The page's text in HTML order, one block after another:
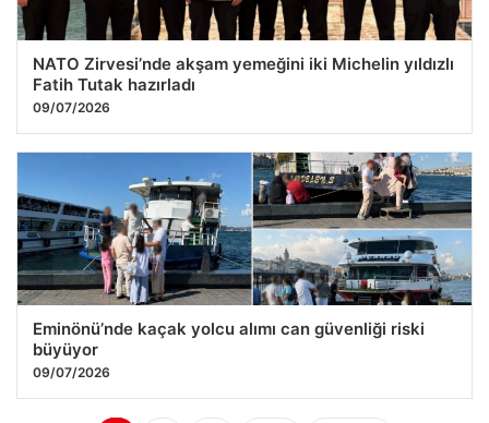
NATO Zirvesi’nde akşam yemeğini iki Michelin yıldızlı
Fatih Tutak hazırladı
09/07/2026
Eminönü’nde kaçak yolcu alımı can güvenliği riski
büyüyor
09/07/2026